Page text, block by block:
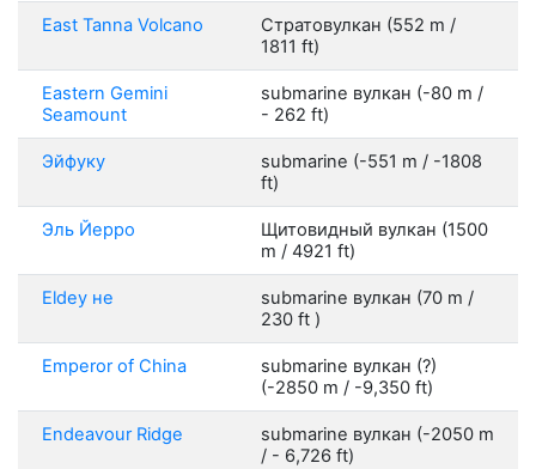
East Tanna Volcano
Стратовулкан (552 m /
1811 ft)
Eastern Gemini
Seamount
submarine вулкан (-80 m /
- 262 ft)
Эйфуку
submarine (-551 m / -1808
ft)
Эль Йерро
Щитовидный вулкан (1500
m / 4921 ft)
Eldey не
submarine вулкан (70 m /
230 ft )
Emperor of China
submarine вулкан (?)
(-2850 m / -9,350 ft)
Endeavour Ridge
submarine вулкан (-2050 m
/ - 6,726 ft)